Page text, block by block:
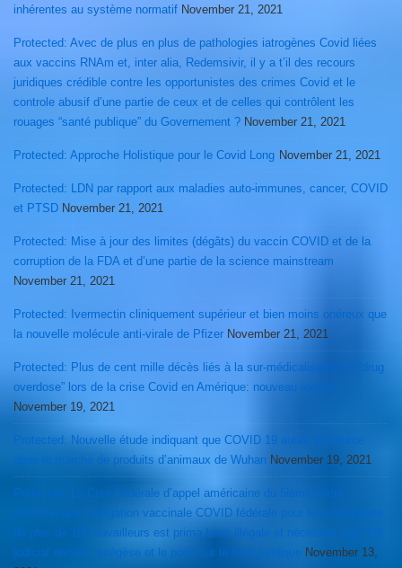
inhérentes au système normatif November 21, 2021
Protected: Avec de plus en plus de pathologies iatrogènes Covid liées
aux vaccins RNAm et, inter alia, Redemsivir, il y a t’il des recours
juridiques crédible contre les opportunistes des crimes Covid et le
controle abusif d’une partie de ceux et de celles qui contrôlent les
rouages “santé publique” du Governement ? November 21, 2021
Protected: Approche Holistique pour le Covid Long November 21, 2021
Protected: LDN par rapport aux maladies auto-immunes, cancer, COVID
et PTSD November 21, 2021
Protected: Mise à jour des limites (dégâts) du vaccin COVID et de la
corruption de la FDA et d’une partie de la science mainstream
November 21, 2021
Protected: Ivermectin cliniquement supérieur et bien moins onéreux que
la nouvelle molécule anti-virale de Pfizer November 21, 2021
Protected: Plus de cent mille décès liés à la sur-médicalisation et “drug
overdose” lors de la crise Covid en Amérique: nouveau record
November 19, 2021
Protected: Nouvelle étude indiquant que COVID 19 aurait sa source
dans le marché de produits d’animaux de Wuhan November 19, 2021
Protected: La Cour Fédérale d’appel américaine du 5ieme circuit
confirme que l’obligation vaccinale COVID fédérale pour les entreprises
de plus de 100 travailleurs est prima facie illégale et nécessite une “full
judicial review”: exégèse et le point sur le front juridique
November 13,